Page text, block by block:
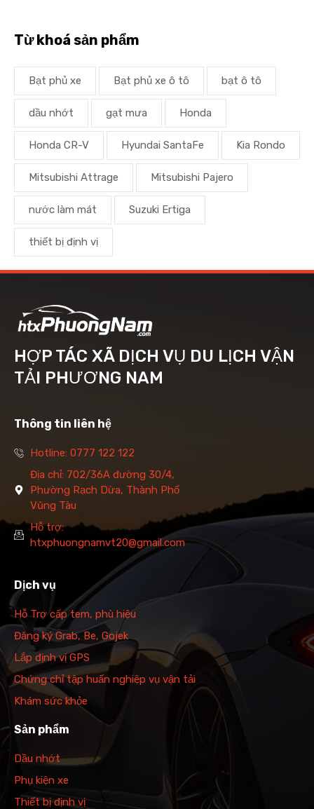
Từ khoá sản phẩm
Bạt phủ xe Bạt phủ xe ô tô bạt ô tô
dầu nhớt gạt mưa Honda
Honda CR-V Hyundai SantaFe Kia Rondo
Mitsubishi Attrage Mitsubishi Pajero
nước làm mát Suzuki Ertiga
thiết bị định vị
HỢP TÁC XÃ DỊCH VỤ DU LỊCH VẬN
TẢI PHƯƠNG NAM
Thông tin liên hệ
Hotline: 0777 122 122
Địa chỉ: 702/36A đường 30/4,
Phường Rạch Dừa, Thành Phố
Vũng Tàu
Hỗ trợ:
htxphuongnamvt20@gmail.com
Dịch vụ
Hỗ Trợ cấp tem, phù hiệu
Đăng ký Grab, Be, Gojek
Lắp định vị GPS
Chứng chỉ tập huấn nghiệp vụ vận tải
Khám sức khỏe
Sản phẩm
Dầu nhớt
Phụ kiện xe
Thiết bị định vị